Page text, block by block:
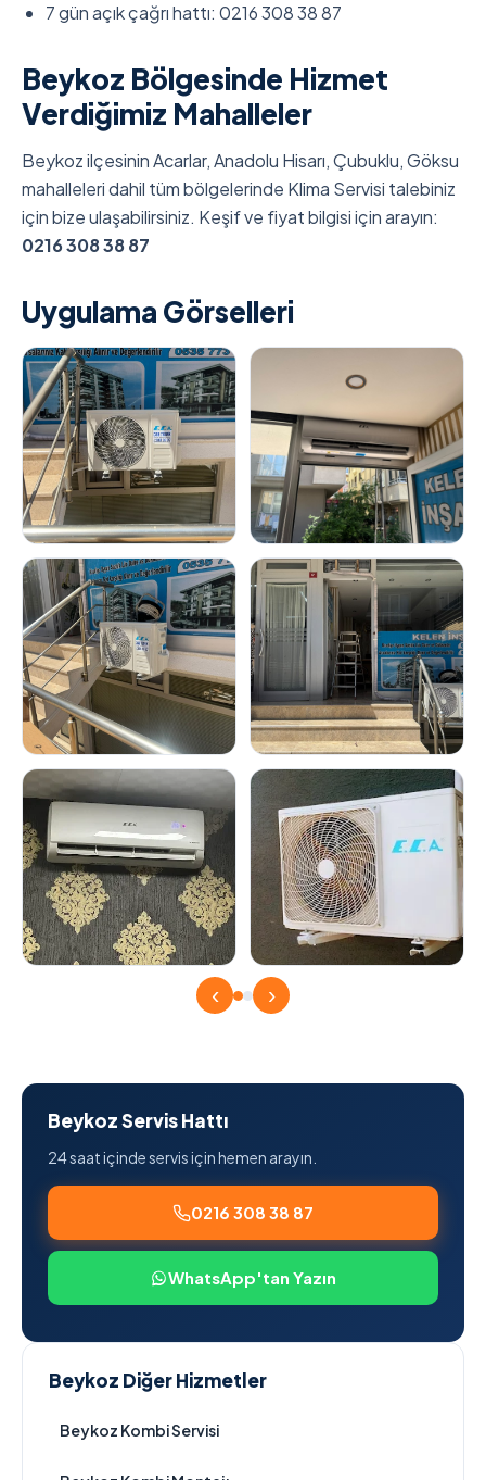
7 gün açık çağrı hattı: 0216 308 38 87
Beykoz Bölgesinde Hizmet
Verdiğimiz Mahalleler
Beykoz ilçesinin Acarlar, Anadolu Hisarı, Çubuklu, Göksu
mahalleleri dahil tüm bölgelerinde Klima Servisi talebiniz
için bize ulaşabilirsiniz. Keşif ve fiyat bilgisi için arayın:
0216 308 38 87
Uygulama Görselleri
‹ ›
Beykoz Servis Hattı
24 saat içinde servis için hemen arayın.
0216 308 38 87
WhatsApp'tan Yazın
Beykoz Diğer Hizmetler
Beykoz Kombi Servisi